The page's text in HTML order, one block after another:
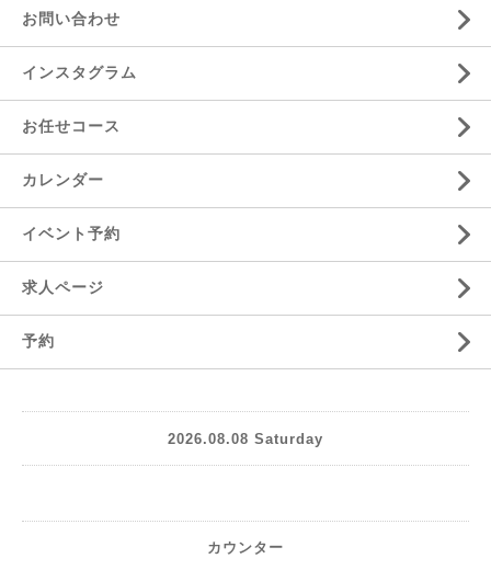
お問い合わせ
インスタグラム
お任せコース
カレンダー
イベント予約
求人ページ
予約
2026.08.08 Saturday
カウンター